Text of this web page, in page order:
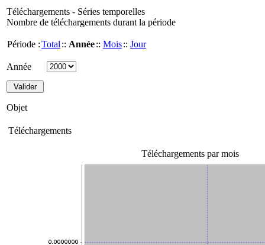
Téléchargements - Séries temporelles
Nombre de téléchargements durant la période
Période :Total :: Année:: Mois:: Jour
Année
Objet
Téléchargements
Téléchargements par mois